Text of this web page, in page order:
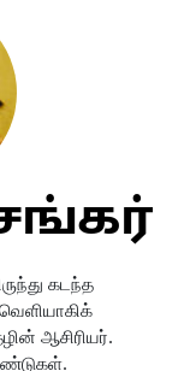
கடந்த
ஆசிரியர்.